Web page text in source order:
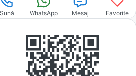
Sună WhatsApp Mesaj Favorite